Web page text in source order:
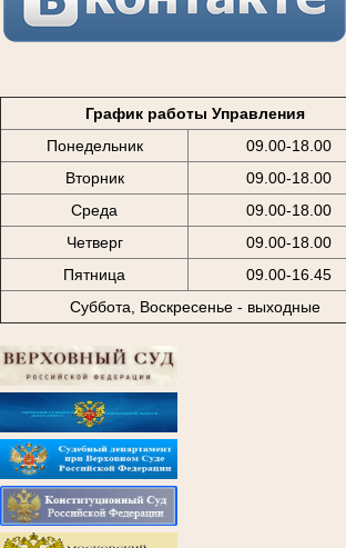
График работы Управления
Понедельник
09.00-18.00
Вторник
09.00-18.00
Среда
09.00-18.00
Четверг
09.00-18.00
Пятница
09.00-16.45
Суббота, Воскресенье - выходные